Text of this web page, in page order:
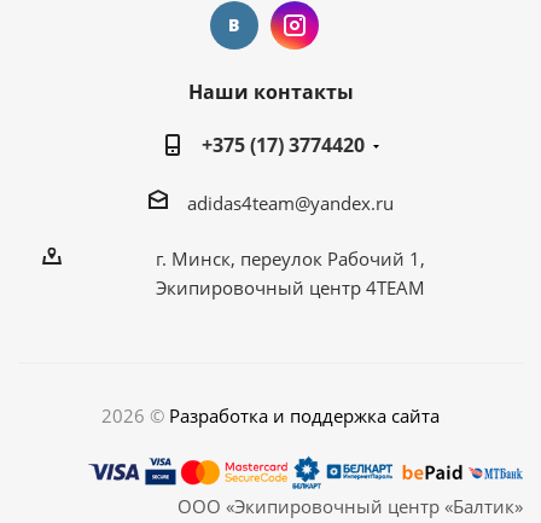
Наши контакты
+375 (17) 3774420
adidas4team@yandex.ru
г. Минск, переулок Рабочий 1,
Экипировочный центр 4TEAM
2026 © Разработка и поддержка сайта
ООО «Экипировочный центр «Балтик»